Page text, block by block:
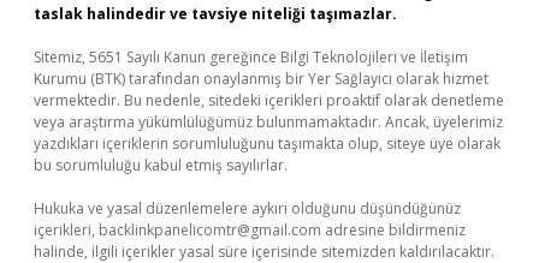
taslak halindedir ve tavsiye niteliği taşımazlar.
Sitemiz, 5651 Sayılı Kanun gereğince Bilgi Teknolojileri ve İletişim
Kurumu (BTK) tarafından onaylanmış bir Yer Sağlayıcı olarak hizmet
vermektedir. Bu nedenle, sitedeki içerikleri proaktif olarak denetleme
veya araştırma yükümlülüğümüz bulunmamaktadır. Ancak, üyelerimiz
yazdıkları içeriklerin sorumluluğunu taşımakta olup, siteye üye olarak
bu sorumluluğu kabul etmiş sayılırlar.
Hukuka ve yasal düzenlemelere aykırı olduğunu düşündüğünüz
içerikleri, backlinkpanelicomtr@gmail.com adresine bildirmeniz
halinde, ilgili içerikler yasal süre içerisinde sitemizden kaldırılacaktır.